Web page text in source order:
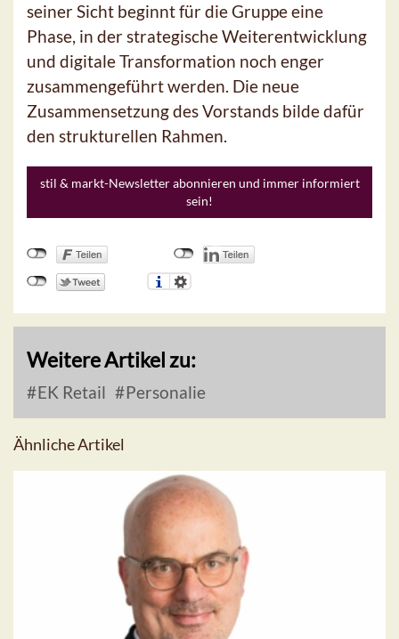
seiner Sicht beginnt für die Gruppe eine
Phase, in der strategische Weiterentwicklung
und digitale Transformation noch enger
zusammengeführt werden. Die neue
Zusammensetzung des Vorstands bilde dafür
den strukturellen Rahmen.
stil & markt-Newsletter abonnieren und immer informiert
sein!
Weitere Artikel zu:
EK Retail Personalie
Ähnliche Artikel